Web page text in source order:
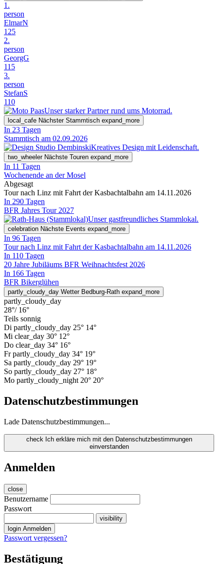
1.
person
ElmarN
125
2.
person
GeorgG
115
3.
person
StefanS
110
Unser starker Partner rund ums Motorrad.
local_cafe Nächster Stammtisch expand_more
In 23 Tagen
Stammtisch am 02.09.2026
Kreatives Design mit Leidenschaft.
two_wheeler Nächste Touren expand_more
In 11 Tagen
Wochenende an der Mosel
Abgesagt
Tour nach Linz mit Fahrt der Kasbachtalbahn am 14.11.2026
In 290 Tagen
BFR Jahres Tour 2027
Unser gastfreundliches Stammlokal.
celebration Nächste Events expand_more
In 96 Tagen
Tour nach Linz mit Fahrt der Kasbachtalbahn am 14.11.2026
In 110 Tagen
20 Jahre Jubiläums BFR Weihnachtsfest 2026
In 166 Tagen
BFR Bikerglühen
partly_cloudy_day Wetter Bedburg-Rath expand_more
partly_cloudy_day
28°/ 16°
Teils sonnig
Di partly_cloudy_day 25° 14°
Mi clear_day 30° 12°
Do clear_day 34° 16°
Fr partly_cloudy_day 34° 19°
Sa partly_cloudy_day 29° 19°
So partly_cloudy_day 27° 18°
Mo partly_cloudy_night 20° 20°
Datenschutzbestimmungen
Lade Datenschutzbestimmungen...
check Ich erkläre mich mit den Datenschutzbestimmungen
einverstanden
Anmelden
close
Benutzername
Passwort
visibility
login Anmelden
Passwort vergessen?
Bestätigung